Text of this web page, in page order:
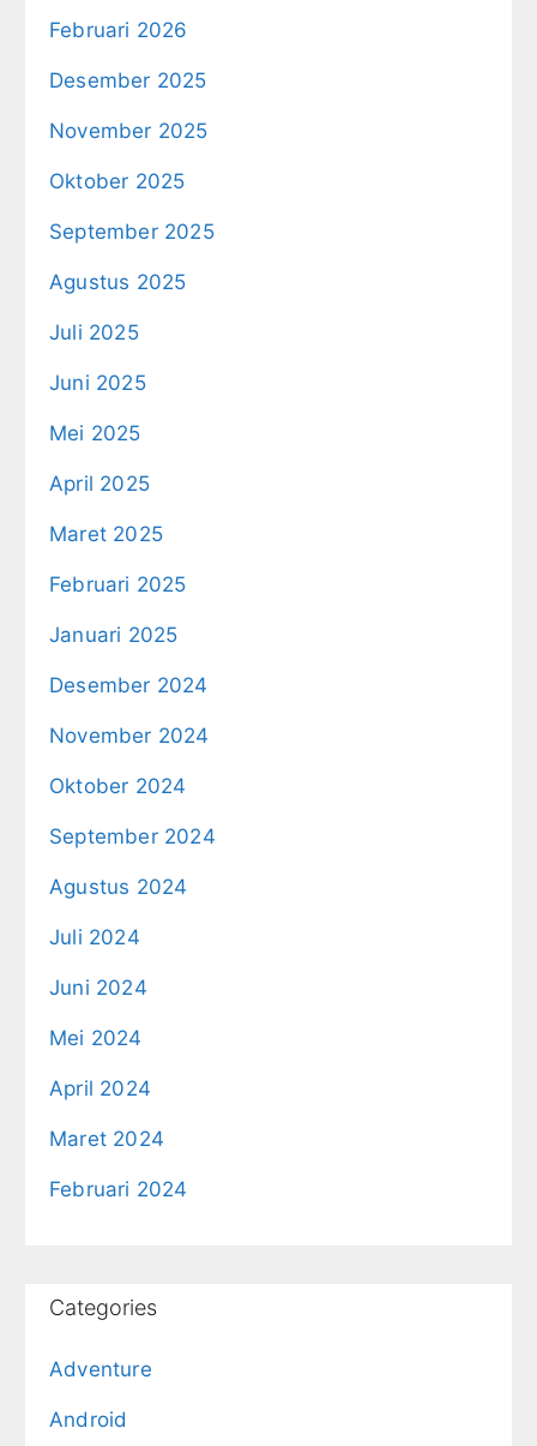
Februari 2026
Desember 2025
November 2025
Oktober 2025
September 2025
Agustus 2025
Juli 2025
Juni 2025
Mei 2025
April 2025
Maret 2025
Februari 2025
Januari 2025
Desember 2024
November 2024
Oktober 2024
September 2024
Agustus 2024
Juli 2024
Juni 2024
Mei 2024
April 2024
Maret 2024
Februari 2024
Categories
Adventure
Android